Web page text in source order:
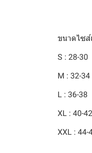
ขนาดไซส์
S : 28-30
M : 32-34
L : 36-38
XL : 40-42
XXL : 44-